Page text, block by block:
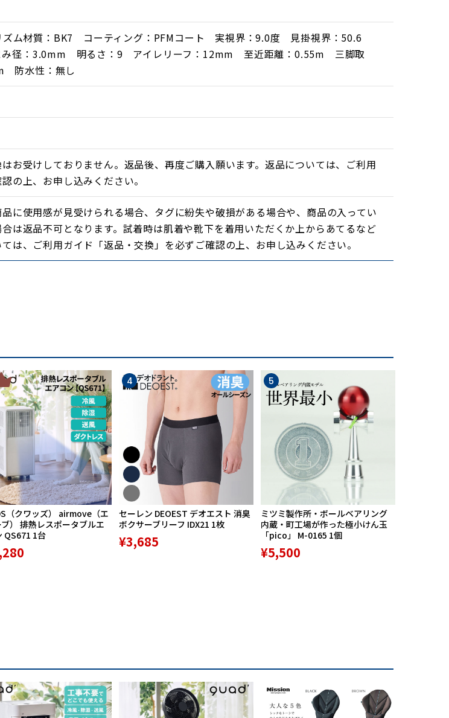
きます。
ム材質：BK7 コーティング：PFMコート 実視界：9.0度 見掛視界：50.6
径：3.0mm 明るさ：9 アイレリーフ：12mm 至近距離：0.55m 三脚取
防水性：無し
お受けしておりません。返品後、再度ご購入願います。返品については、ご利用
の上、お申し込みください。
に使用感が見受けられる場合、タグに紛失や破損がある場合や、商品の入ってい
は返品不可となります。試着時は肌着や靴下を着用いただくか上からあてるなど
は、ご利用ガイド「返品・交換」を必ずご確認の上、お申し込みください。
（クワッズ） airmove（エ
ブ） 排熱レスポータブルエ
QS671 1台
4
セーレン DEOEST デオエスト 消臭
ボクサーブリーフ IDX21 1枚
¥3,685
5
ミツミ製作所・ボールベアリング
内蔵・町工場が作った極小けん玉
「pico」 M-0165 1個
¥5,500